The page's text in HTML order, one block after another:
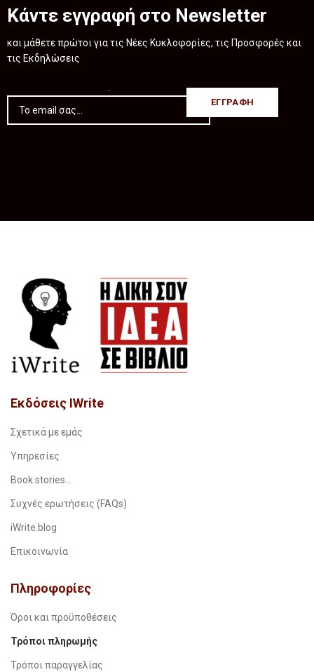
Κάντε εγγραφή στο Newsletter
και μάθετε πρώτοι για τις Νέες Κυκλοφορίες, τις Προσφορές και
τις Εκδηλώσεις
.
Εκδόσεις IWrite
Σχετικά με εμάς
Υπηρεσίες
Book stories…
Συχνές ερωτήσεις (FAQs)
iWrite.blog
Επικοινωνία
Πληροφορίες
Όροι και προϋποθέσεις
Τρόποι πληρωμής
Τρόποι παραγγελίας